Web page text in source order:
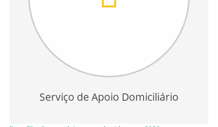
Serviço de Apoio Domiciliário